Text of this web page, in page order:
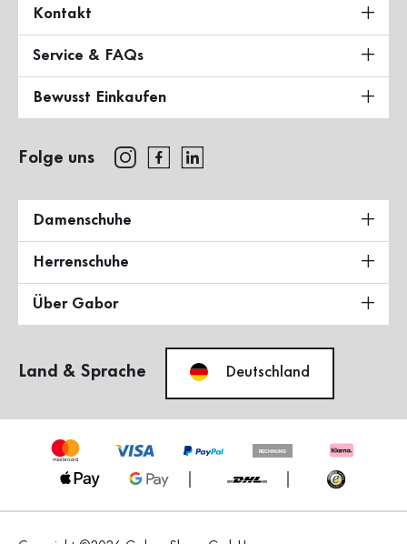
Kontakt
Service & FAQs
Bewusst Einkaufen
Folge uns
Damenschuhe
Herrenschuhe
Über Gabor
Land & Sprache Deutschland